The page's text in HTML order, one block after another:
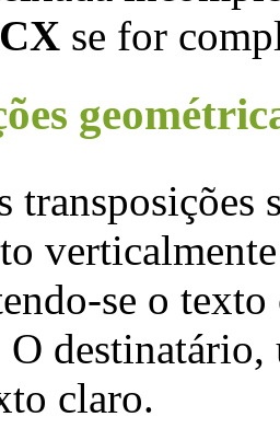
se for
transposições
se o
destinatário,
claro.